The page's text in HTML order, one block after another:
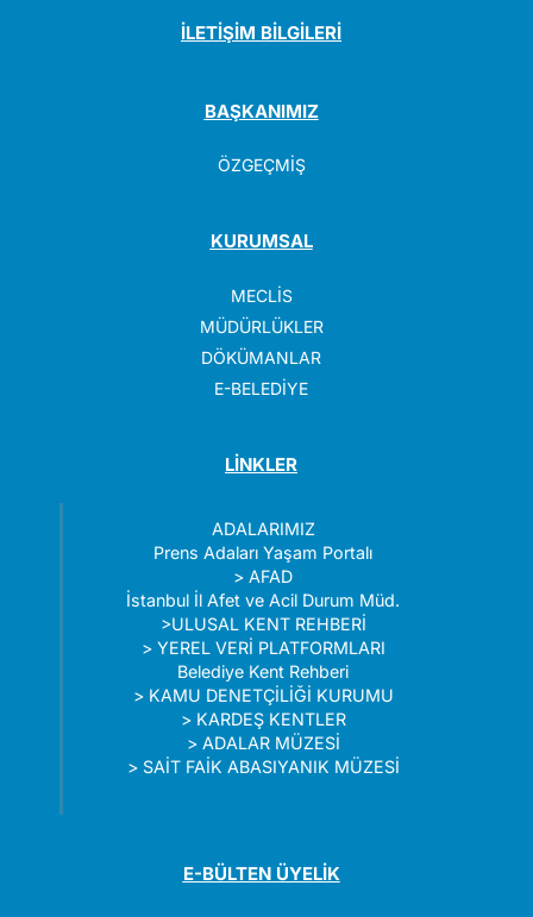
İLETİŞİM BİLGİLERİ
BAŞKANIMIZ
ÖZGEÇMİŞ
KURUMSAL
MECLİS
MÜDÜRLÜKLER
DÖKÜMANLAR
E-BELEDİYE
LİNKLER
ADALARIMIZ
Prens Adaları Yaşam Portalı
>AFAD
İstanbul İl Afet ve Acil Durum Müd.
>ULUSAL KENT REHBERİ
> YEREL VERİ PLATFORMLARI
Belediye Kent Rehberi
> KAMU DENETÇİLİĞİ KURUMU
> KARDEŞ KENTLER
> ADALAR MÜZESİ
> SAİT FAİK ABASIYANIK MÜZESİ
E-BÜLTEN ÜYELİK